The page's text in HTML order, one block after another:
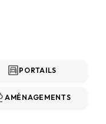
garage PORTAILS
AMÉNAGEMENTS